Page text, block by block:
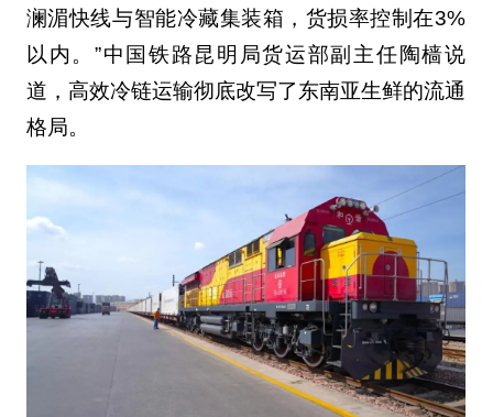
澜湄快线与智能冷藏集装箱，货损率控制在3%
以内。”中国铁路昆明局货运部副主任陶樯说
道，高效冷链运输彻底改写了东南亚生鲜的流通
格局。